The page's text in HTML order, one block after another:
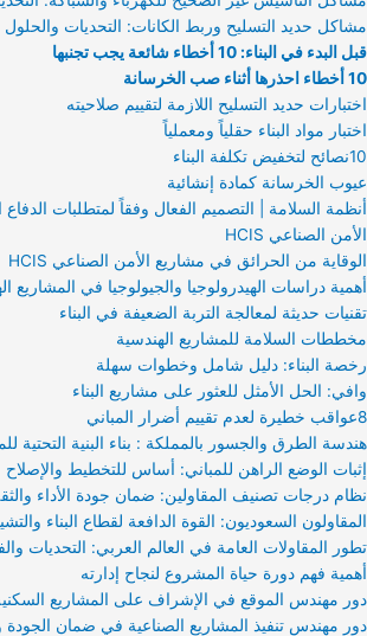
مشاكل حديد التسليح وربط الكانات: التحديات والحلول
قبل البدء في البناء: 10 أخطاء شائعة يجب تجنبها
10 أخطاء احذرها أثناء صب الخرسانة
اختبارات حديد التسليح اللازمة لتقييم صلاحيته
اختبار مواد البناء حقلياً ومعملياً
10نصائح لتخفيض تكلفة البناء
عيوب الخرسانة كمادة إنشائية
أنظمة السلامة | التصميم الفعال وفقاً لمتطلبات الدفاع
الأمن الصناعي HCIS
الوقاية من الحرائق في مشاريع الأمن الصناعي HCIS
أهمية دراسات الهيدرولوجيا والجيولوجيا في المشاريع
تقنيات حديثة لمعالجة التربة الضعيفة في البناء
مخططات السلامة للمشاريع الهندسية
رخصة البناء: دليل شامل وخطوات سهلة
وافي: الحل الأمثل للعثور على مشاريع البناء
8عواقب خطيرة لعدم تقييم أضرار المباني
هندسة الطرق والجسور بالمملكة : بناء البنية التحتية
إثبات الوضع الراهن للمباني: أساس للتخطيط والإصلاح
نظام درجات تصنيف المقاولين: ضمان جودة الأداء
المقاولون السعوديون: القوة الدافعة لقطاع البناء
تطور المقاولات العامة في العالم العربي: التحديات
أهمية فهم دورة حياة المشروع لنجاح إدارته
دور مهندس الموقع في الإشراف على المشاريع
دور مهندس تنفيذ المشاريع الصناعية في ضمان الجودة